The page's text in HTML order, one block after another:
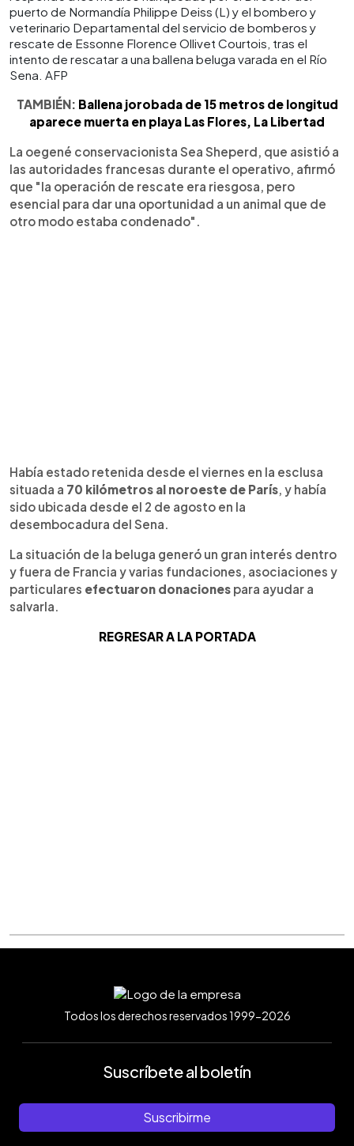
puerto de Normandía Philippe Deiss (L) y el bombero y
veterinario Departamental del servicio de bomberos y
rescate de Essonne Florence Ollivet Courtois, tras el
intento de rescatar a una ballena beluga varada en el Río
Sena. AFP
TAMBIÉN: Ballena jorobada de 15 metros de longitud
aparece muerta en playa Las Flores, La Libertad
La oegené conservacionista Sea Sheperd, que asistió a
las autoridades francesas durante el operativo, afirmó
que "la operación de rescate era riesgosa, pero
esencial para dar una oportunidad a un animal que de
otro modo estaba condenado".
Había estado retenida desde el viernes en la esclusa
situada a 70 kilómetros al noroeste de París, y había
sido ubicada desde el 2 de agosto en la
desembocadura del Sena.
La situación de la beluga generó un gran interés dentro
y fuera de Francia y varias fundaciones, asociaciones y
particulares efectuaron donaciones para ayudar a
salvarla.
REGRESAR A LA PORTADA
Todos los derechos reservados 1999-2026
Suscríbete al boletín
Suscribirme